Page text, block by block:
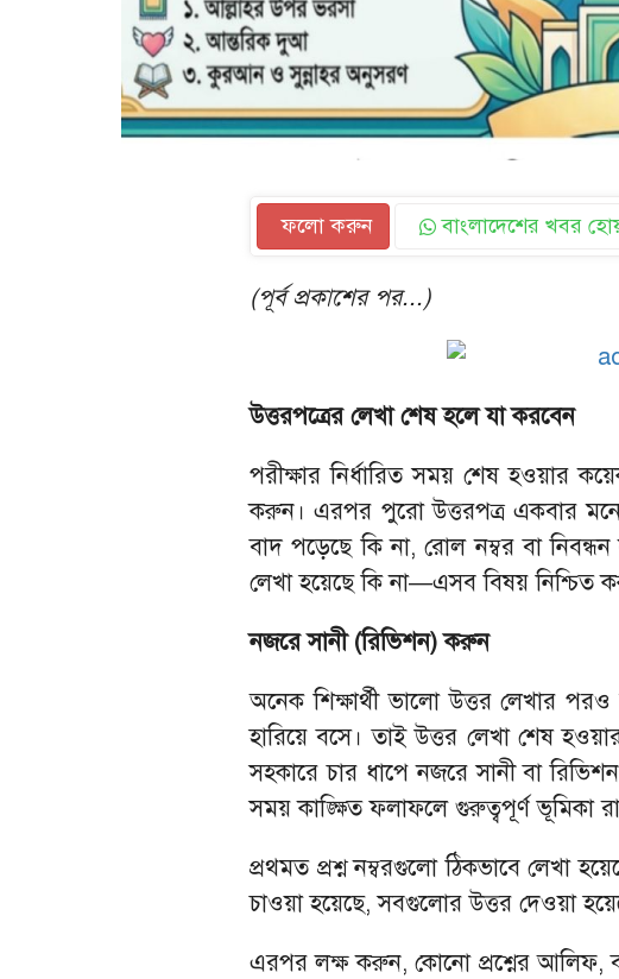
ফলো করুন বাংলাদেশের খবর
(পূর্ব প্রকাশের পর...)
উত্তরপত্রের লেখা শেষ হলে যা করবেন
পরীক্ষার নির্ধারিত সময় শেষ হওয়ার
করুন। এরপর পুরো উত্তরপত্র একবার
বাদ পড়েছে কি না, রোল নম্বর বা নিবন্ধন
লেখা হয়েছে কি না—এসব বিষয় নিশ্চিত
নজরে সানী (রিভিশন) করুন
অনেক শিক্ষার্থী ভালো উত্তর লেখার
হারিয়ে বসে। তাই উত্তর লেখা শেষ
সহকারে চার ধাপে নজরে সানী বা
সময় কাঙ্ক্ষিত ফলাফলে গুরুত্বপূর্ণ ভূমিকা
প্রথমত প্রশ্ন নম্বরগুলো ঠিকভাবে লেখা
চাওয়া হয়েছে, সবগুলোর উত্তর দেওয়া
এরপর লক্ষ করুন, কোনো প্রশ্নের আলিফ,